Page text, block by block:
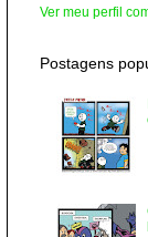
Ver meu perfil
Postagens